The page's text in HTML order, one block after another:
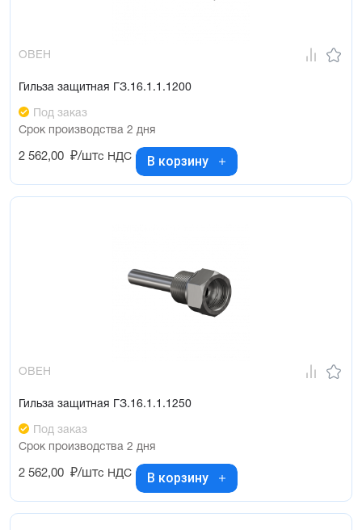
ОВЕН
Гильза защитная ГЗ.16.1.1.1200
Под заказ
Срок производства 2 дня
2 562,00 ₽/штс НДС В корзину
ОВЕН
Гильза защитная ГЗ.16.1.1.1250
Под заказ
Срок производства 2 дня
2 562,00 ₽/штс НДС В корзину